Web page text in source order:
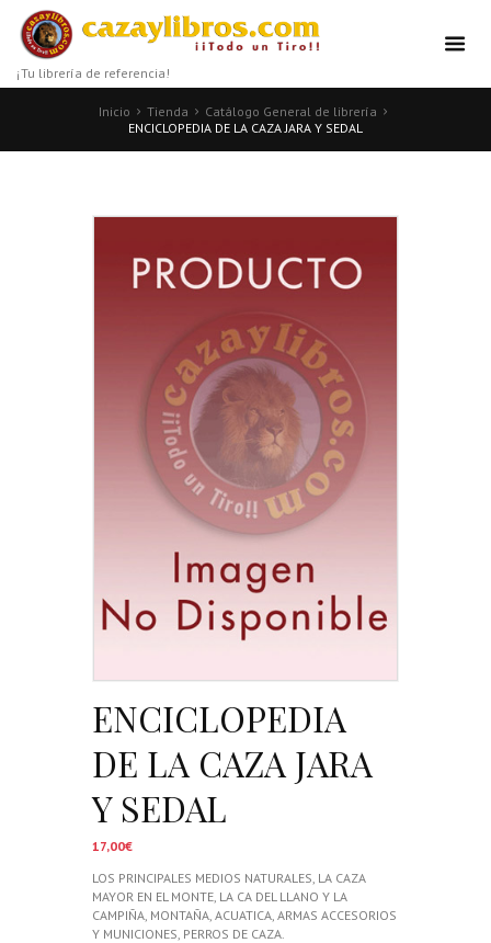
¡Tu librería de referencia!
Inicio Tienda
Catálogo General de librería
ENCICLOPEDIA DE LA CAZA JARA Y SEDAL
ENCICLOPEDIA
DE LA CAZA JARA
Y SEDAL
17,00€
LOS PRINCIPALES MEDIOS NATURALES, LA CAZA
MAYOR EN EL MONTE, LA CA DEL LLANO Y LA
CAMPIÑA, MONTAÑA, ACUATICA, ARMAS ACCESORIOS
Y MUNICIONES, PERROS DE CAZA.